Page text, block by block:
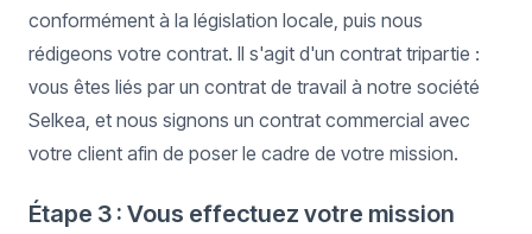
conformément à la législation locale, puis nous
rédigeons votre contrat. Il s'agit d'un contrat tripartie :
vous êtes liés par un contrat de travail à notre société
Selkea, et nous signons un contrat commercial avec
votre client afin de poser le cadre de votre mission.
Étape 3 : Vous effectuez votre mission